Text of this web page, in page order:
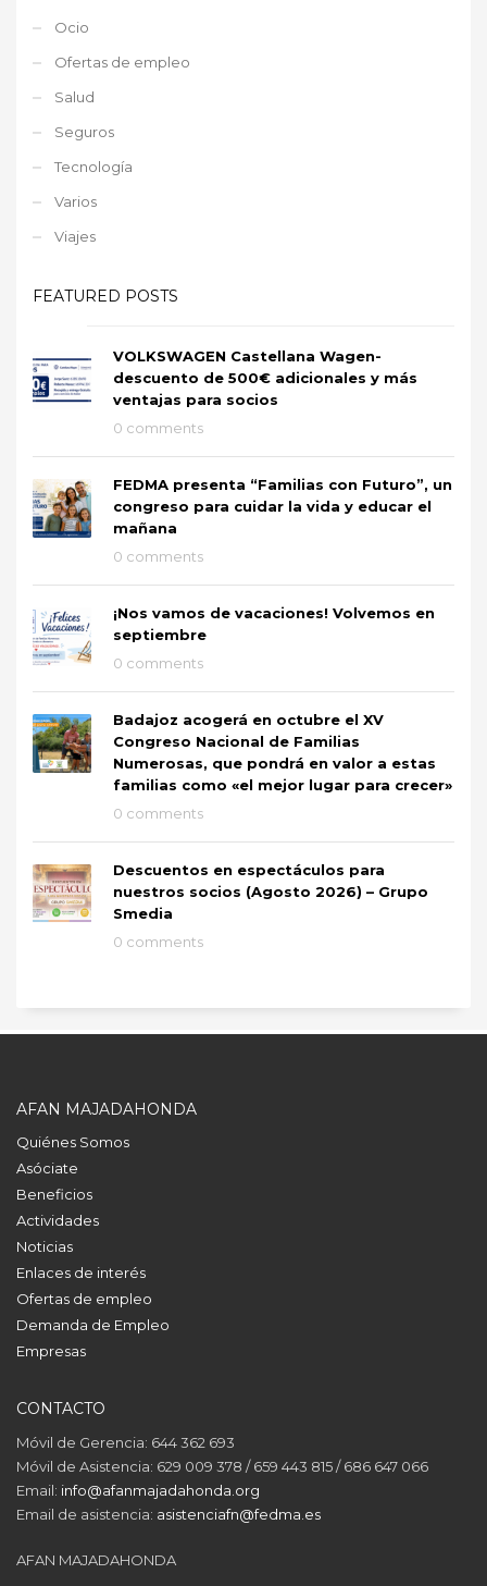
Ocio
Ofertas de empleo
Salud
Seguros
Tecnología
Varios
Viajes
FEATURED POSTS
VOLKSWAGEN Castellana Wagen-
descuento de 500€ adicionales y más
ventajas para socios
0 comments
FEDMA presenta “Familias con Futuro”, un
congreso para cuidar la vida y educar el
mañana
0 comments
¡Nos vamos de vacaciones! Volvemos en
septiembre
0 comments
Badajoz acogerá en octubre el XV
Congreso Nacional de Familias
Numerosas, que pondrá en valor a estas
familias como «el mejor lugar para crecer»
0 comments
Descuentos en espectáculos para
nuestros socios (Agosto 2026) – Grupo
Smedia
0 comments
AFAN MAJADAHONDA
Quiénes Somos
Asóciate
Beneficios
Actividades
Noticias
Enlaces de interés
Ofertas de empleo
Demanda de Empleo
Empresas
CONTACTO
Móvil de Gerencia: 644 362 693
Móvil de Asistencia: 629 009 378 / 659 443 815 / 686 647 066
Email: info@afanmajadahonda.org
Email de asistencia: asistenciafn@fedma.es
AFAN MAJADAHONDA